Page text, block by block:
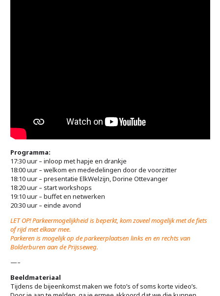
Programma:
17:30 uur – inloop met hapje en drankje
18:00 uur – welkom en mededelingen door de voorzitter
18:10 uur – presentatie ElkWelzijn, Dorine Ottevanger
18:20 uur – start workshops
19:10 uur – buffet en netwerken
20:30 uur – einde avond
LET OP! Parkeermogelijkheid is beperkt, kom zoveel mogelijk met de fiets
of rijd met elkaar mee.
Parkeren is mogelijk op de parkeerplaatsen links en en rechts van
Bolderburen aan de Prijsseweg.
—–
Beeldmateriaal
Tijdens de bijeenkomst maken we foto’s of soms korte video’s.